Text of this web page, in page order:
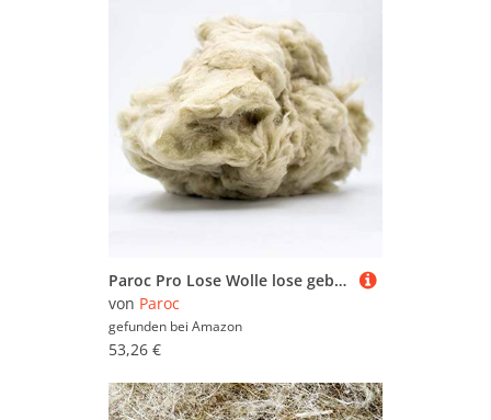
Paroc Pro Lose Wolle lose gebundene imprägnierte Stopfwolle als versch. kg Sackware, Inhalt in KG:13 KG
von Paroc
gefunden bei Amazon
53,26 €